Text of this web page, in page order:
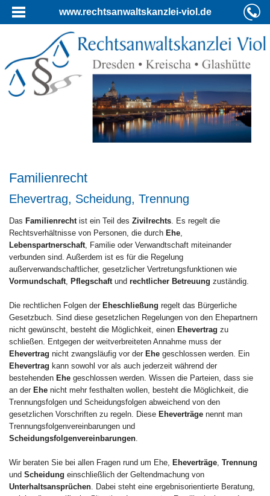
www.rechtsanwaltskanzlei-viol.de
Familienrecht
Ehevertrag, Scheidung, Trennung
Das Familienrecht ist ein Teil des Zivilrechts . Es regelt die
Rechtsverhältnisse von Personen, die durch Ehe
Lebenspartnerschaft , Familie oder Verwandtschaft miteinander
verbunden sind. Außerdem ist es für die Regelung
außerverwandschaftlicher, gesetzlicher Vertretungsfunktionen wie
Vormundschaft Pflegschaft und rechtlicher Betreuung zuständig.
Die rechtlichen Folgen der Eheschließung regelt das Bürgerliche
Gesetzbuch. Sind diese gesetzlichen Regelungen von den Ehepartnern
nicht gewünscht, besteht die Möglichkeit, einen Ehevertrag zu
schließen. Entgegen der weitverbreiteten Annahme muss der
Ehevertrag nicht zwangsläufig vor der Ehe geschlossen werden. Ein
Ehevertrag kann sowohl vor als auch jederzeit während der
bestehenden Ehe geschlossen werden. Wissen die Parteien, dass sie
an der Ehe nicht mehr festhalten wollen, besteht die Möglichkeit, die
Trennungsfolgen und Scheidungsfolgen abweichend von den
gesetzlichen Vorschriften zu regeln. Diese Eheverträge nennt man
Trennungsfolgenvereinbarungen und
Scheidungsfolgenvereinbarungen
Wir beraten Sie bei allen Fragen rund um Ehe, Eheverträge Trennung
und Scheidung einschließlich der Geltendmachung von
Unterhaltsansprüchen . Dabei steht eine ergebnisorientierte Beratung,